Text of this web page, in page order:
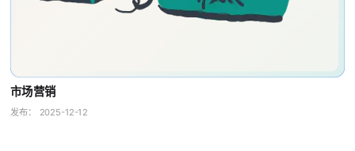
市场营销
发布： 2025-12-12